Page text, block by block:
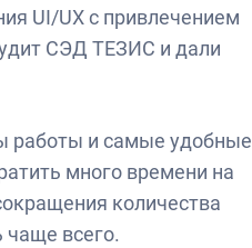
UI/UX с привлечением
СЭД ТЕЗИС и дали
работы и самые удобные
много времени на
количества
чаще всего.